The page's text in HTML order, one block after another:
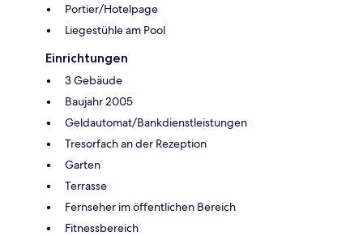
Portier/Hotelpage
Liegestühle am Pool
Einrichtungen
3 Gebäude
Baujahr 2005
Geldautomat/Bankdienstleistungen
Tresorfach an der Rezeption
Garten
Terrasse
Fernseher im öffentlichen Bereich
Fitnessbereich